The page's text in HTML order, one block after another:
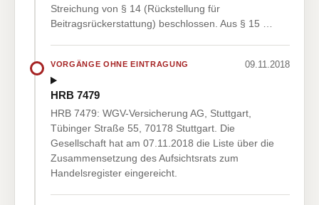
Streichung von § 14 (Rückstellung für
Beitragsrückerstattung) beschlossen. Aus § 15 …
VORGÄNGE OHNE EINTRAGUNG 09.11.2018
HRB 7479
HRB 7479: WGV-Versicherung AG, Stuttgart,
Tübinger Straße 55, 70178 Stuttgart. Die
Gesellschaft hat am 07.11.2018 die Liste über die
Zusammensetzung des Aufsichtsrats zum
Handelsregister eingereicht.